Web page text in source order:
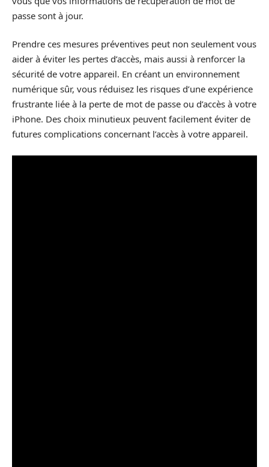
passe sont à jour.
Prendre ces mesures préventives peut non seulement vous
aider à éviter les pertes d’accès, mais aussi à renforcer la
sécurité de votre appareil. En créant un environnement
numérique sûr, vous réduisez les risques d’une expérience
frustrante liée à la perte de mot de passe ou d’accès à votre
iPhone. Des choix minutieux peuvent facilement éviter de
futures complications concernant l’accès à votre appareil.